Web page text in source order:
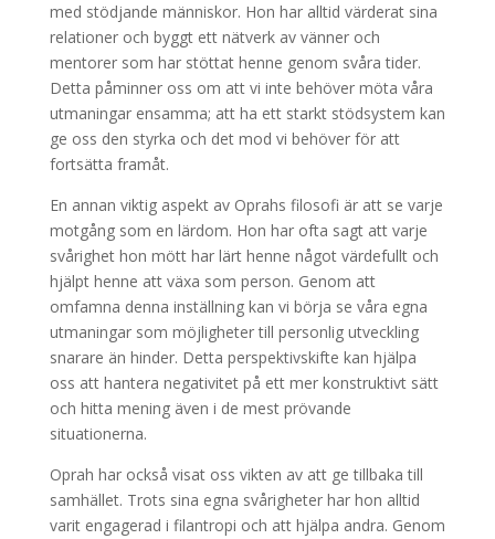
med stödjande människor. Hon har alltid värderat sina
relationer och byggt ett nätverk av vänner och
mentorer som har stöttat henne genom svåra tider.
Detta påminner oss om att vi inte behöver möta våra
utmaningar ensamma; att ha ett starkt stödsystem kan
ge oss den styrka och det mod vi behöver för att
fortsätta framåt.
En annan viktig aspekt av Oprahs filosofi är att se varje
motgång som en lärdom. Hon har ofta sagt att varje
svårighet hon mött har lärt henne något värdefullt och
hjälpt henne att växa som person. Genom att
omfamna denna inställning kan vi börja se våra egna
utmaningar som möjligheter till personlig utveckling
snarare än hinder. Detta perspektivskifte kan hjälpa
oss att hantera negativitet på ett mer konstruktivt sätt
och hitta mening även i de mest prövande
situationerna.
Oprah har också visat oss vikten av att ge tillbaka till
samhället. Trots sina egna svårigheter har hon alltid
varit engagerad i filantropi och att hjälpa andra. Genom